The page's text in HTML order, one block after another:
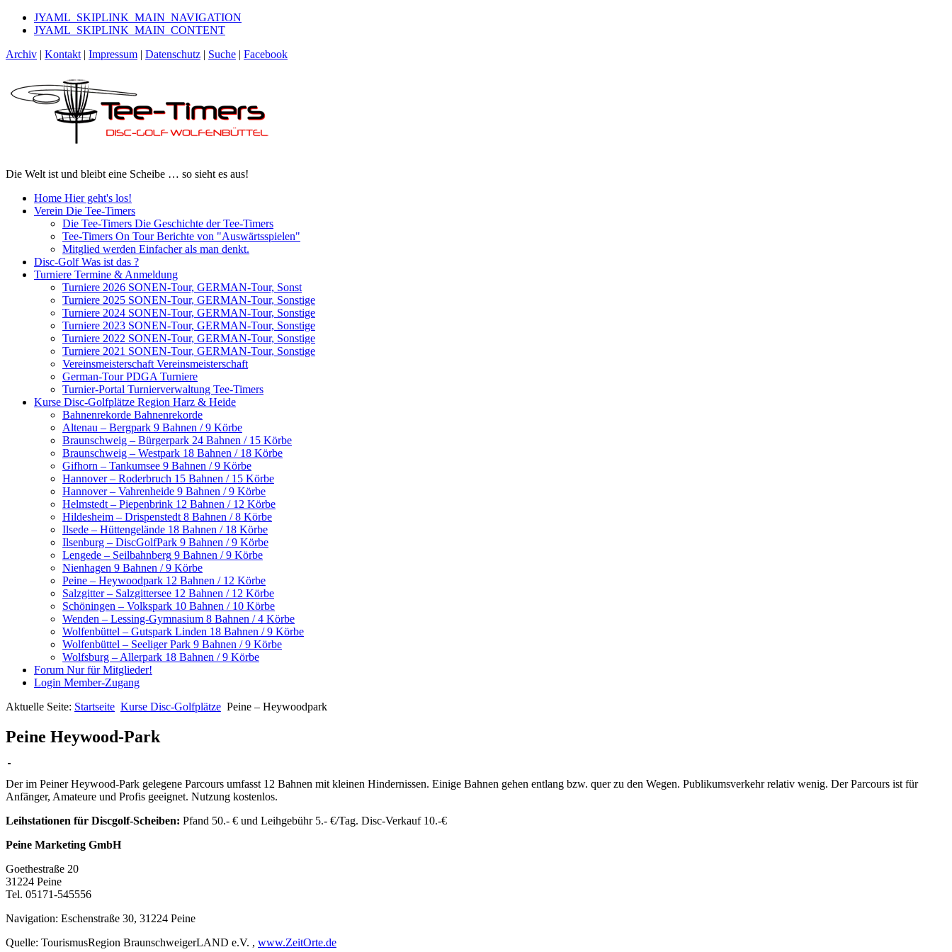
JYAML_SKIPLINK_MAIN_NAVIGATION
JYAML_SKIPLINK_MAIN_CONTENT
Archiv | Kontakt | Impressum | Datenschutz | Suche | Facebook
Die Welt ist und bleibt eine Scheibe … so sieht es aus!
Home Hier geht's los!
Verein Die Tee-Timers
Die Tee-Timers Die Geschichte der Tee-Timers
Tee-Timers On Tour Berichte von "Auswärtsspielen"
Mitglied werden Einfacher als man denkt.
Disc-Golf Was ist das ?
Turniere Termine & Anmeldung
Turniere 2026 SONEN-Tour, GERMAN-Tour, Sonst
Turniere 2025 SONEN-Tour, GERMAN-Tour, Sonstige
Turniere 2024 SONEN-Tour, GERMAN-Tour, Sonstige
Turniere 2023 SONEN-Tour, GERMAN-Tour, Sonstige
Turniere 2022 SONEN-Tour, GERMAN-Tour, Sonstige
Turniere 2021 SONEN-Tour, GERMAN-Tour, Sonstige
Vereinsmeisterschaft Vereinsmeisterschaft
German-Tour PDGA Turniere
Turnier-Portal Turnierverwaltung Tee-Timers
Kurse Disc-Golfplätze Region Harz & Heide
Bahnenrekorde Bahnenrekorde
Altenau – Bergpark 9 Bahnen / 9 Körbe
Braunschweig – Bürgerpark 24 Bahnen / 15 Körbe
Braunschweig – Westpark 18 Bahnen / 18 Körbe
Gifhorn – Tankumsee 9 Bahnen / 9 Körbe
Hannover – Roderbruch 15 Bahnen / 15 Körbe
Hannover – Vahrenheide 9 Bahnen / 9 Körbe
Helmstedt – Piepenbrink 12 Bahnen / 12 Körbe
Hildesheim – Drispenstedt 8 Bahnen / 8 Körbe
Ilsede – Hüttengelände 18 Bahnen / 18 Körbe
Ilsenburg – DiscGolfPark 9 Bahnen / 9 Körbe
Lengede – Seilbahnberg 9 Bahnen / 9 Körbe
Nienhagen 9 Bahnen / 9 Körbe
Peine – Heywoodpark 12 Bahnen / 12 Körbe
Salzgitter – Salzgittersee 12 Bahnen / 12 Körbe
Schöningen – Volkspark 10 Bahnen / 10 Körbe
Wenden – Lessing-Gymnasium 8 Bahnen / 4 Körbe
Wolfenbüttel – Gutspark Linden 18 Bahnen / 9 Körbe
Wolfenbüttel – Seeliger Park 9 Bahnen / 9 Körbe
Wolfsburg – Allerpark 18 Bahnen / 9 Körbe
Forum Nur für Mitglieder!
Login Member-Zugang
Aktuelle Seite: Startseite Kurse Disc-Golfplätze Peine – Heywoodpark
Peine Heywood-Park
Der im Peiner Heywood-Park gelegene Parcours umfasst 12 Bahnen mit kleinen Hindernissen. Einige Bahnen gehen entlang bzw. quer zu den Wegen. Publikumsverkehr relativ wenig. Der Parcours ist für
Anfänger, Amateure und Profis geeignet. Nutzung kostenlos.
Leihstationen für Discgolf-Scheiben: Pfand 50.- € und Leihgebühr 5.- €/Tag. Disc-Verkauf 10.-€
Peine Marketing GmbH
Goethestraße 20
31224 Peine
Tel. 05171-545556
Navigation: Eschenstraße 30, 31224 Peine
Quelle: TourismusRegion BraunschweigerLAND e.V. , www.ZeitOrte.de